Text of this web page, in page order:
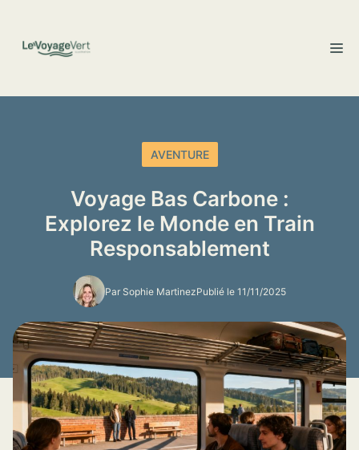
contenu
AVENTURE
Voyage Bas Carbone :
Explorez le Monde en Train
Responsablement
Par Sophie MartinezPublié le 11/11/2025